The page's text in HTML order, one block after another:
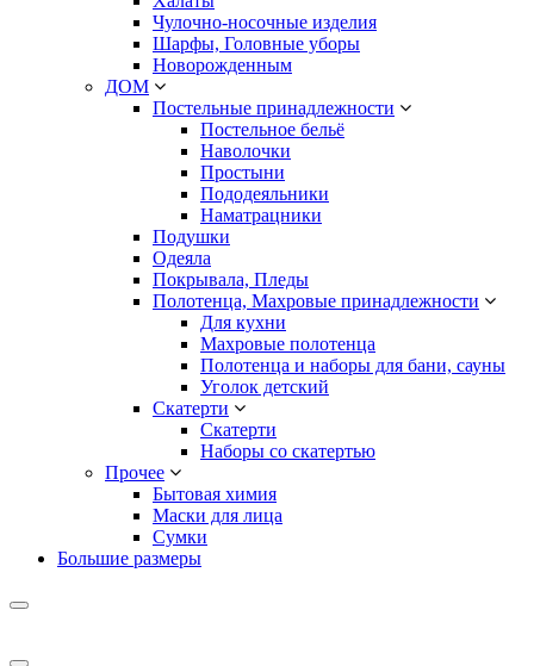
Чулочно-носочные изделия
Шарфы, Головные уборы
Новорожденным
ДОМ
Постельные принадлежности
Постельное бельё
Наволочки
Простыни
Пододеяльники
Наматрацники
Подушки
Одеяла
Покрывала, Пледы
Полотенца, Махровые принадлежности
Для кухни
Махровые полотенца
Полотенца и наборы для бани, сауны
Уголок детский
Скатерти
Скатерти
Наборы со скатертью
Прочее
Бытовая химия
Маски для лица
Сумки
Большие размеры